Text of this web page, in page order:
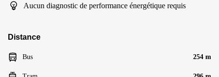
Aucun diagnostic de performance énergétique requis
Distance
Bus 254 m